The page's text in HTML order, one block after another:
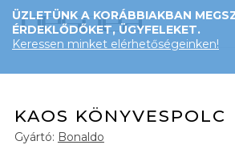
ÜZLETÜNK A KORÁBBIAKBAN
ÉRDEKLŐDŐKET, ÜGYFELEKET.
Keressen minket elérhetőségeinken!
KAOS KÖNYVESPOLC
Gyártó: Bonaldo